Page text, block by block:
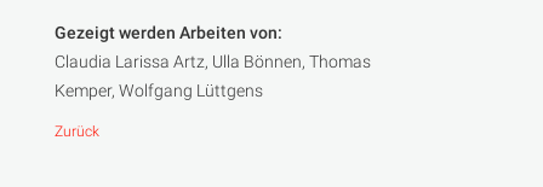
Gezeigt werden Arbeiten von:
Claudia Larissa Artz, Ulla Bönnen, Thomas
Kemper, Wolfgang Lüttgens
Zurück